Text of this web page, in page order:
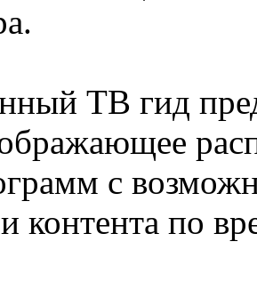
ТВ гид
с
контента по